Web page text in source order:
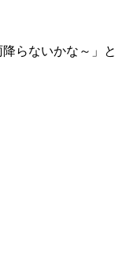
らないかな～」と